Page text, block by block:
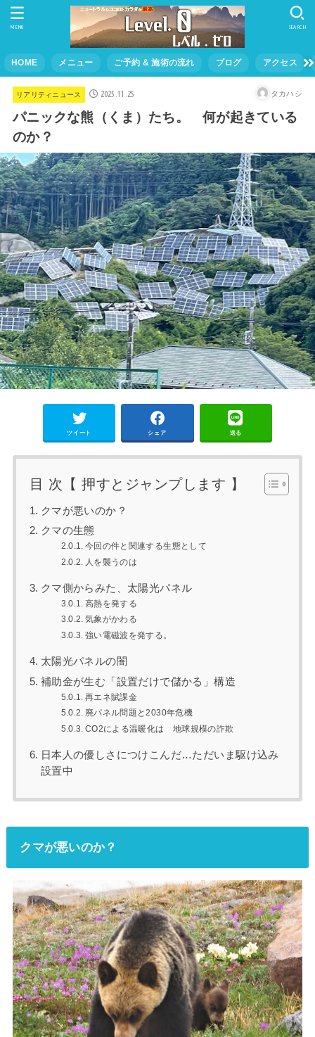
HOME メニュー ご予約 & 施術の流れ ブログ アクセス
SEARCH
MENU
リアリティニュース 2025.11.25 タカハシ
パニックな熊（くま）たち。 何が起きている
のか？
ツイート シェア 送る
目 次【 押すとジャンプします 】
クマが悪いのか？
クマの生態
今回の件と関連する生態として
人を襲うのは
クマ側からみた、太陽光パネル
高熱を発する
気象がかわる
強い電磁波を発する。
太陽光パネルの闇
補助金が生む「設置だけで儲かる」構造
再エネ賦課金
廃パネル問題と2030年危機
CO2による温暖化は 地球規模の詐欺
日本人の優しさにつけこんだ…ただいま駆け込み
設置中
クマが悪いのか？